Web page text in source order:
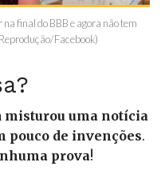
final do BBB e agora não tem
Facebook)
misturou uma notícia
pouco de invenções.
prova!